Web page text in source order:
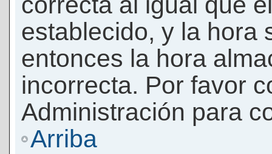
establecido, y la hora
entonces la hora
incorrecta. Por favor
Administración para
Arriba